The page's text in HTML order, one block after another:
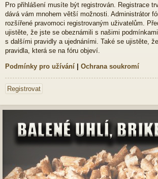
Pro přihlášení musíte být registrován. Registrace
dává vám mnohem větší možnosti. Administrátor
rozšířené pravomoci registrovaným uživatelům.
ujistěte, že jste se obeznámili s našimi
s dalšími pravidly a ujednáními. Také se ujistěte,
pravidla, která se na fóru objeví.
Podmínky pro užívání | Ochrana soukromí
Registrovat